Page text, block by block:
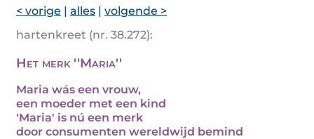
< vorige | alles | volgende >
hartenkreet (nr. 38.272):
Het merk ''Maria''
Maria wás een vrouw,
een moeder met een kind
'Maria' is nú een merk
door consumenten wereldwijd bemind